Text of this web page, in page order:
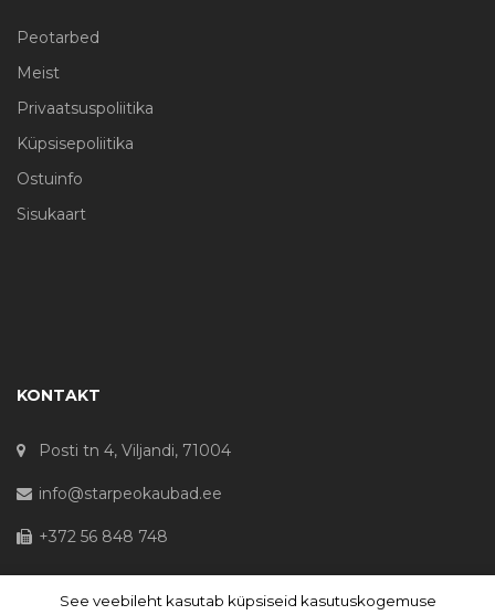
Peotarbed
Meist
Privaatsuspoliitika
Küpsisepoliitika
Ostuinfo
Sisukaart
KONTAKT
Posti tn 4, Viljandi, 71004
info@starpeokaubad.ee
+372 56 848 748
See veebileht kasutab küpsiseid kasutuskogemuse